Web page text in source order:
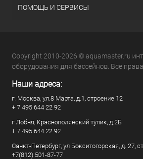
ПОМОЩЬ И СЕРВИСЫ
Copyright 2010-2026 © aquamaster.ru
оборудования для бассейнов. Все
Наши адреса:
г. Москва, ул.8 Марта, д.1, строение 12
+ 7 495 644 22 92
г.Лобня, Краснополянский тупик, д.2Б
+ 7 495 644 22 92
Санкт-Петербург, ул Бокситогорская, д. 27,
+7(812) 501-87-77